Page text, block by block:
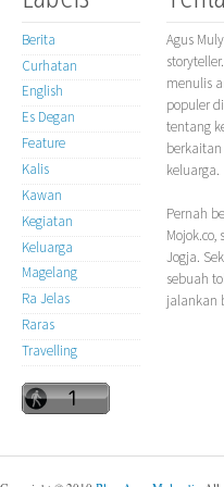
Berita
Curhatan
English
Es Degan
Feature
Kalis
Kawan
Kegiatan
Keluarga
Magelang
Ra Jelas
Raras
Travelling
Agus
menulis
populer
tentang
keluarga.
Pernah
Jogja.
sebuah
jalankan